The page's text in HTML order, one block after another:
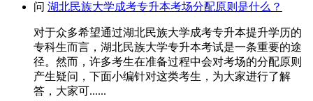
问 湖北民族大学成考专升本考场分配原则是什么？
对于众多希望通过湖北民族大学成考专升本提升学历的
专科生而言，湖北民族大学专升本考试是一条重要的途
径。然而，许多考生在准备过程中会对考场的分配原则
产生疑问，下面小编针对这类考生，为大家进行了解
答，大家可......